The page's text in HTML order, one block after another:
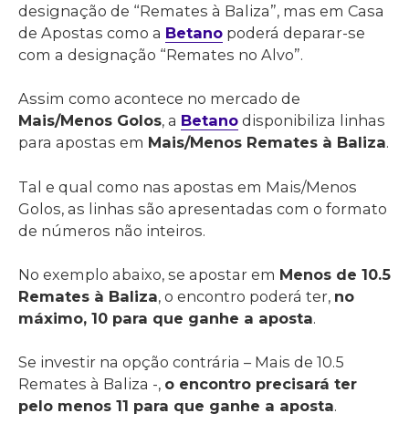
designação de “Remates à Baliza”, mas em Casa
de Apostas como a Betano poderá deparar-se
com a designação “Remates no Alvo”.
Assim como acontece no mercado de
Mais/Menos Golos, a Betano disponibiliza linhas
para apostas em Mais/Menos Remates à Baliza.
Tal e qual como nas apostas em Mais/Menos
Golos, as linhas são apresentadas com o formato
de números não inteiros.
No exemplo abaixo, se apostar em Menos de 10.5
Remates à Baliza, o encontro poderá ter, no
máximo, 10 para que ganhe a aposta.
Se investir na opção contrária – Mais de 10.5
Remates à Baliza -, o encontro precisará ter
pelo menos 11 para que ganhe a aposta.